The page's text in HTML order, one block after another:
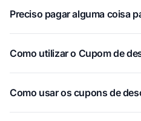
Preciso pagar alguma coisa
Como utilizar o Cupom de
Como usar os cupons de